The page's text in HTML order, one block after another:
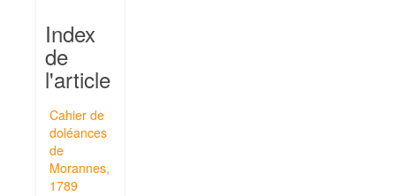
Index
de
l'article
Cahier de
doléances
de
Morannes,
1789